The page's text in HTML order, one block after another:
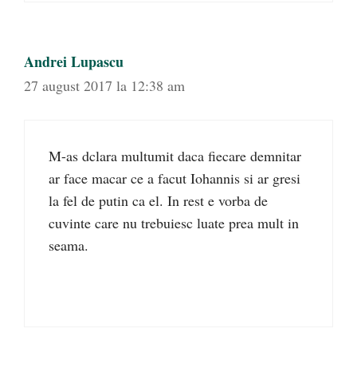
Andrei Lupascu
27 august 2017 la 12:38 am
M-as dclara multumit daca fiecare demnitar
ar face macar ce a facut Iohannis si ar gresi
la fel de putin ca el. In rest e vorba de
cuvinte care nu trebuiesc luate prea mult in
seama.